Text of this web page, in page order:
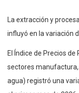
La extracción y
influyó en la variación
El Índice de Precios
sectores
agua) registró una